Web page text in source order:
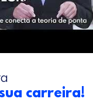
carreira!